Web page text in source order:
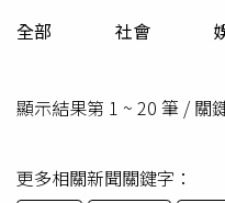
全部 社會
顯示結果第 1 ~ 20 筆 / 關
更多相關新聞關鍵字：